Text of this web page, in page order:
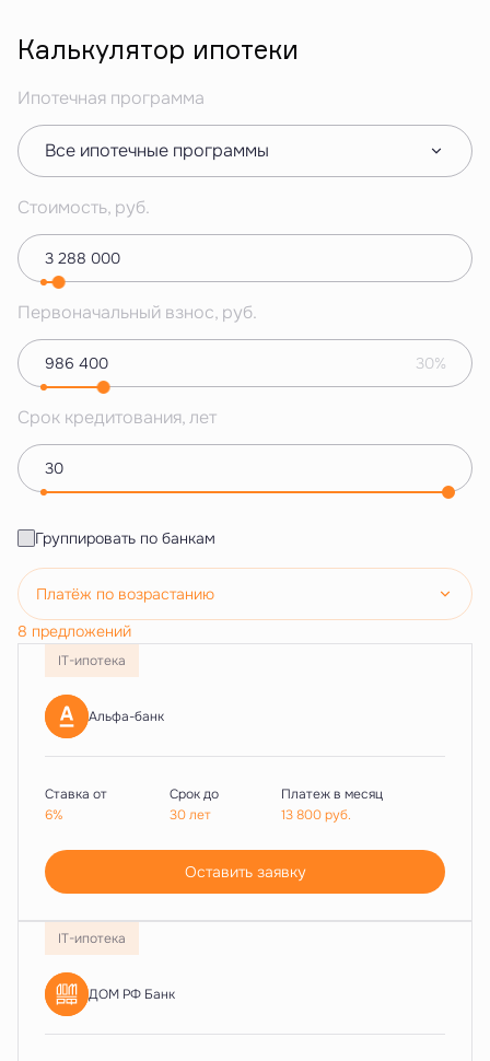
Калькулятор ипотеки
Ипотечная программа
Все ипотечные программы
Стоимость, руб.
Первоначальный взнос, руб.
30%
Срок кредитования, лет
Группировать по банкам
Платёж по возрастанию
8 предложений
IT-ипотека
Альфа-банк
Ставка от
6%
Срок до
30 лет
Платеж в месяц
13 800руб.
Оставить заявку
IT-ипотека
ДОМ РФ Банк